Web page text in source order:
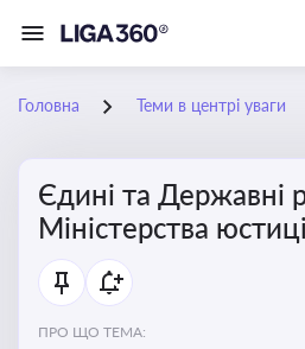
Головна Теми в центрі уваги
Єдині та Державні
Міністерства
ПРО ЩО ТЕМА: